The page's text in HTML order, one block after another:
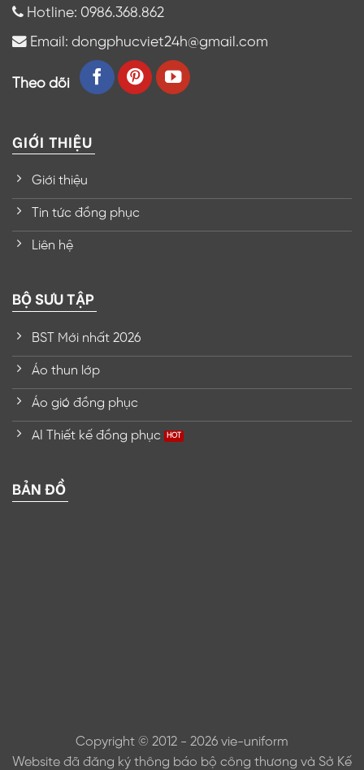
Hotline: 0986.368.862
Email: dongphucviet24h@gmail.com
Theo dõi
GIỚI THIỆU
Giới thiệu
Tin tức đồng phục
Liên hệ
BỘ SƯU TẬP
BST Mới nhất 2026
Áo thun lớp
Áo gió đồng phục
AI Thiết kế đồng phục
BẢN ĐỒ
Copyright © 2012 - 2026 vie-uniform
Website đã đăng ký thông báo bộ công thương và Sở Kế